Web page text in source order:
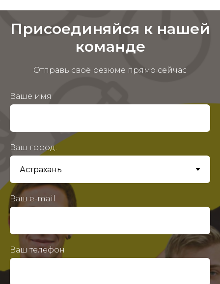
Присоединяйся к нашей
команде
Отправь своё резюме прямо сейчас
Ваше имя
Ваш город:
Ваш e-mail
Ваш телефон